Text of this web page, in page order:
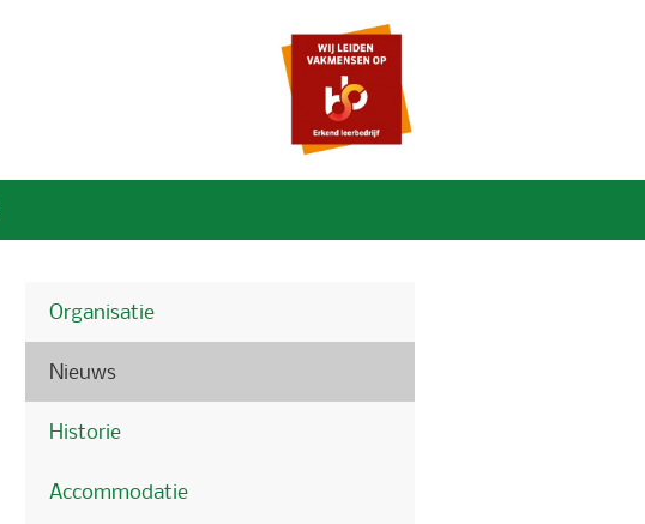
Organisatie
Nieuws
Historie
Accommodatie